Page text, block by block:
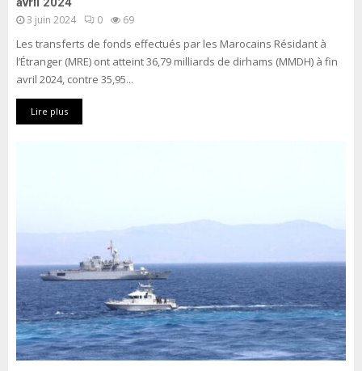
3 juin 2024 0 69
Les transferts de fonds effectués par les Marocains Résidant à
l’Étranger (MRE) ont atteint 36,79 milliards de dirhams (MMDH) à fin
avril 2024, contre 35,95...
Lire plus